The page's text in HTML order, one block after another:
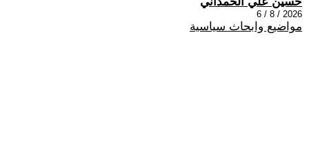
2026 / 8 / 6
مواضيع وابحاث سياسية